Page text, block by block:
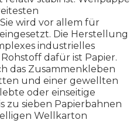
wird vor allem für
Die Herstellung
industrielles
dafür ist Papier.
das Zusammenkleben
und einer gewellten
oder einseitige
zu sieben Papierbahnen
Wellkarton